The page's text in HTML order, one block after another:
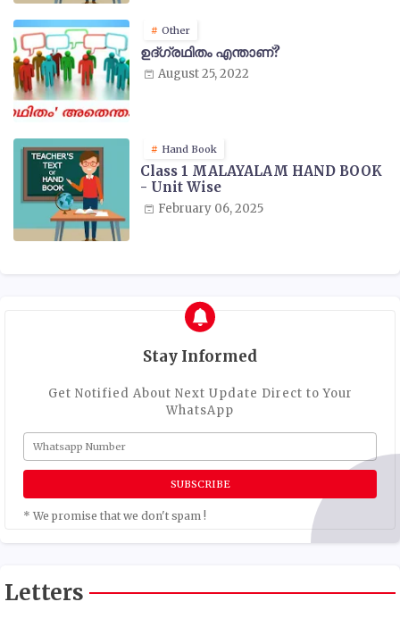
Other
ഉദ്ഗ്രഥിതം എന്താണ്?
August 25, 2022
Hand Book
Class 1 MALAYALAM HAND BOOK
- Unit Wise
February 06, 2025
Stay Informed
Get Notified About Next Update Direct to Your
WhatsApp
* We promise that we don't spam !
Letters